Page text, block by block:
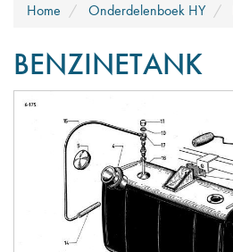
Home Onderdelenboek HY
BENZINETANK